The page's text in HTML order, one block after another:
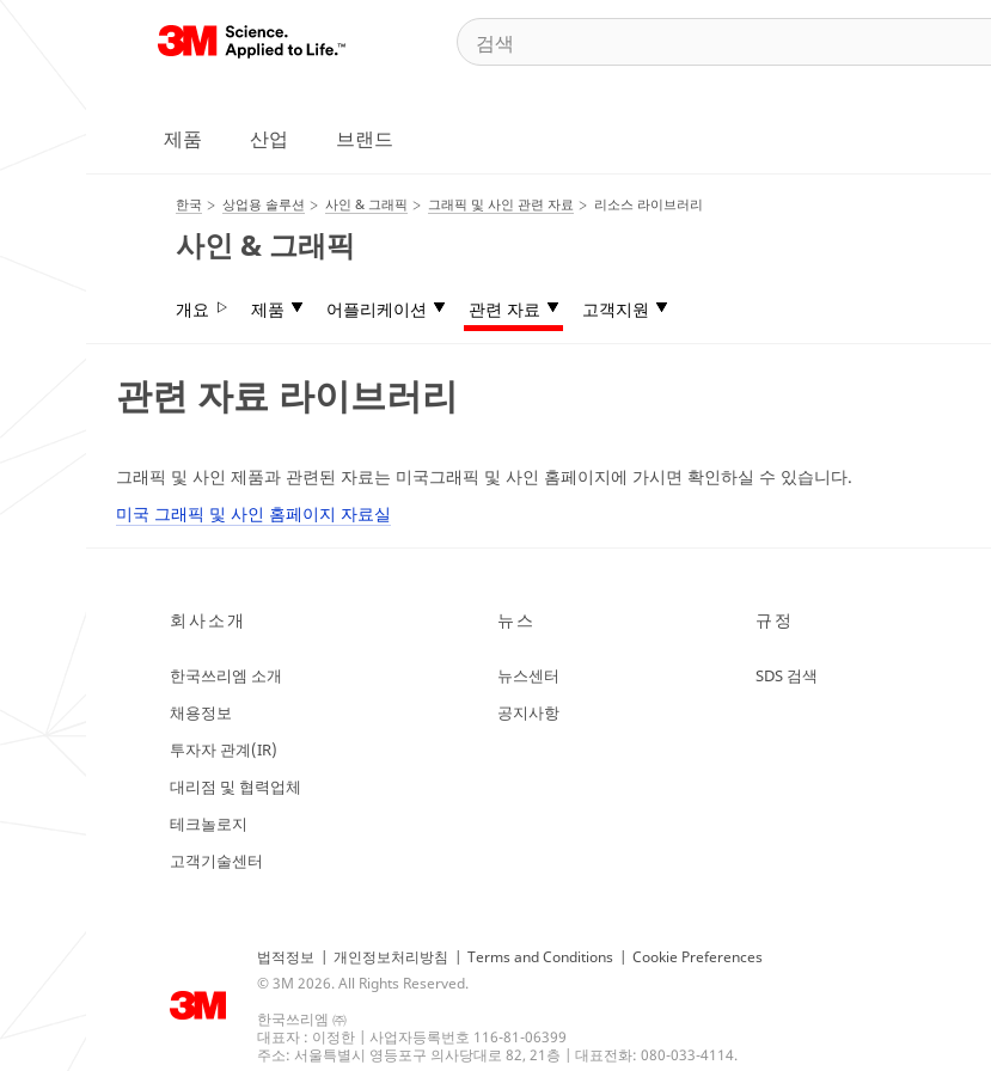
제품 산업 브랜드
한국 상업용 솔루션 사인 & 그래픽 그래픽 및 사인 관련 자료 리소스 라이브러리
사인 & 그래픽
개요 제품 어플리케이션 관련 자료 고객지원
관련 자료 라이브러리
그래픽 및 사인 제품과 관련된 자료는 미국그래픽 및 사인 홈페이지에 가시면 확인하실 수 있습니다.
미국 그래픽 및 사인 홈페이지 자료실
회사소개
한국쓰리엠 소개
채용정보
투자자 관계(IR)
대리점 및 협력업체
테크놀로지
고객기술센터
뉴스
뉴스센터
공지사항
규정
SDS 검색
법적정보 | 개인정보처리방침 | Terms and Conditions | Cookie Preferences
© 3M 2026. All Rights Reserved.
한국쓰리엠 ㈜
대표자 : 이정한 | 사업자등록번호 116-81-06399
주소: 서울특별시 영등포구 의사당대로 82, 21층 | 대표전화: 080-033-4114.